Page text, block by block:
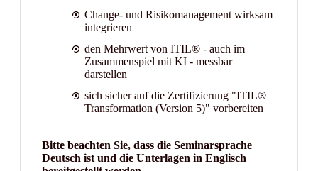
Change- und Risikomanagement wirksam
integrieren
den Mehrwert von ITIL® - auch im
Zusammenspiel mit KI - messbar
darstellen
sich sicher auf die Zertifizierung "ITIL®
Transformation (Version 5)" vorbereiten
Bitte beachten Sie, dass die Seminarsprache
Deutsch ist und die Unterlagen in Englisch